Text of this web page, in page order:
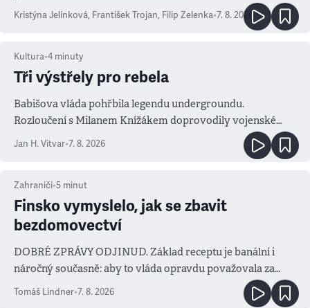
Kristýna Jelínková, František Trojan, Filip Zelenka•7. 8. 2026
Kultura•4 minuty
Tři výstřely pro rebela
Babišova vláda pohřbila legendu undergroundu.
Rozloučení s Milanem Knížákem doprovodily vojenské
salvy i kritika pokrokářů
Jan H. Vitvar•7. 8. 2026
Zahraničí•5 minut
Finsko vymyslelo, jak se zbavit
bezdomovectví
DOBRÉ ZPRÁVY ODJINUD. Základ receptu je banální i
náročný současně: aby to vláda opravdu považovala za
prioritu
Tomáš Lindner•7. 8. 2026